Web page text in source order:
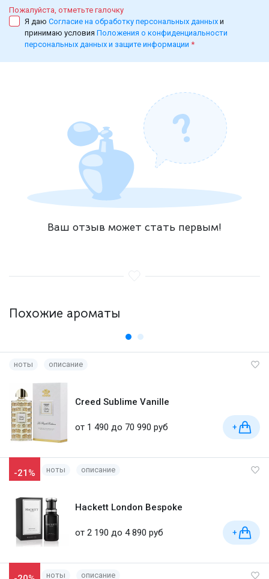
Пожалуйста, отметьте галочку
Я даю Согласие на обработку персональных данных и
принимаю условия Положения о конфиденциальности
персональных данных и защите информации *
Ваш отзыв может стать первым!
Похожие ароматы
ноты описание
Creed Sublime Vanille
от 1 490 до 70 990 руб +
-21% ноты описание
Hackett London Bespoke
от 2 190 до 4 890 руб +
ноты описание